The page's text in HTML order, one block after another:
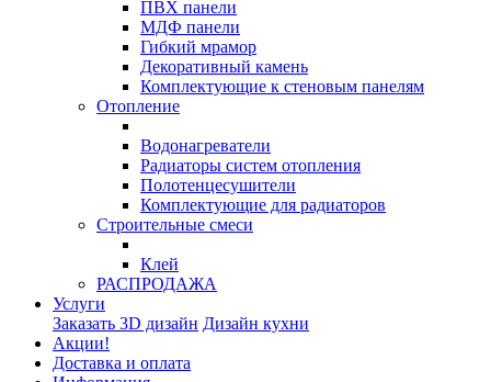
ПВХ панели
МДФ панели
Гибкий мрамор
Декоративный камень
Комплектующие к стеновым панелям
Отопление
Водонагреватели
Радиаторы систем отопления
Полотенцесушители
Комплектующие для радиаторов
Строительные смеси
Клей
РАСПРОДАЖА
Услуги
Заказать 3D дизайн Дизайн кухни
Акции!
Доставка и оплата